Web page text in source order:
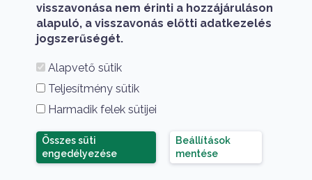
A HUN-REN Cloud a hazai TOP50 Kiváló Kutatási
Infrastruktúra között
visszavonása nem érinti a hozzájáruláson
alapuló, a visszavonás előtti adatkezelés
jogszerűségét.
Alapvető sütik
Teljesítmény sütik
Harmadik felek sütijei
Összes süti
engedélyezése
Beállítások
mentése
Összes süti elutasítása